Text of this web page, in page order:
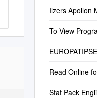
Ilzers Apollon
To View
Read Online
Stat Pack